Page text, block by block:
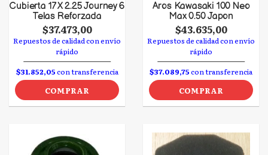
Cubierta 17 X 2.25 Journey 6
Telas Reforzada
$37.473,00
Repuestos de calidad con envío
rápido
$31.852,05con transferencia
COMPRAR
Aros Kawasaki 100 Neo
Max 0.50 Japon
$43.635,00
Repuestos de calidad con envío
rápido
$37.089,75con transferencia
COMPRAR